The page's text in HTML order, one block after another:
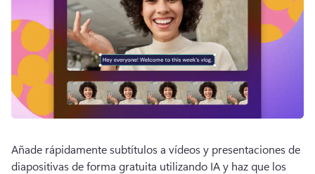
Añade rápidamente subtítulos a vídeos y presentaciones de
diapositivas de forma gratuita utilizando IA y haz que los